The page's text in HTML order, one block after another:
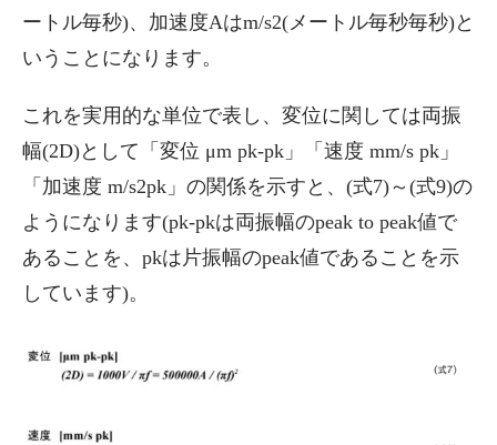
ートル毎秒)、加速度Aはm/s2(メートル毎秒毎秒)と
いうことになります。
これを実用的な単位で表し、変位に関しては両振
幅(2D)として「変位 μm pk-pk」「速度 mm/s pk」
「加速度 m/s2pk」の関係を示すと、(式7)～(式9)の
ようになります(pk-pkは両振幅のpeak to peak値で
あることを、pkは片振幅のpeak値であることを示
しています)。